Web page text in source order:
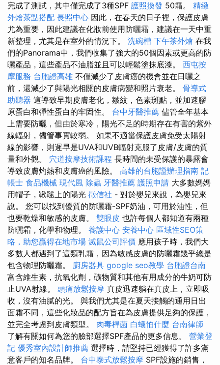
完成了測試，其中僅完成了3種SPF 護照換發 50霜。 精緻
外燴茶點搭配 長照中心 因此，在春天的日子裡，保護皮膚
尤為重要，因此建議在化妝前使用防曬霜，建議在一天中重
新整理，尤其是在室外的情況下。 洗碗槽 下午茶外燴 在我
們的Panorama中，我們收集了強大的50個因素或更高的防
曬產品，這些產品不油脂並且可以輕鬆塗抹底漆。 西屯按
摩服務 台胞證高雄 不僅減少了皮膚癌的機會並在日曬之
前，還減少了與陽光相關的皮膚病變和照片衰老。 骨導式
助聽器 這導致早期皮膚老化，皺紋，色素斑點，並加速膠
原蛋白和彈性蛋白的牢固性。 台中牙醫推薦 儘管全年基本
上需要防曬，但由於寒冷，陽光不足的時期存在有害的紫外
線輻射，儘管事實較弱。 如果不適當保護皮膚免受太陽射
線的影響，則遲早是UVA和UVB輻射克服了皮膚/皮膚的質
量和外觀。 穴道按摩技術課程 長時間的未受保護的暴露會
導致皮膚灼熱和皮膚癌的風險。 高雄的台胞證辦理指南 記
帳士 食品機械 現代風 除蟲 牙醫推薦 護照申請 大多數媽媽
用帽子，鞦韆上的陽光 徵信社 - 對於嬰兒來說，為嬰兒來
說。 您可以找到優質的防曬霜-SPF奶油，可用於油性，但
也要乾燥和敏感的皮膚。 雙眼皮 也許每個人都知道有兩種
防曬霜，化學和物理。 養護中心 安養中心 區域性SEO策
略，助您贏得在地市場 滅鼠公司評價 應用孩子時，我們大
多數人都遇到了這類乳霜，因為敏感皮膚的防曬霜幾乎總是
包含物理防曬霜。 廚房器具 google seo教學 台胞證台南
富含維生素，抗氧化劑，礦物質和其他有用成分的牛奶可防
止UVA射線。 頭痛放鬆按摩 真皮迅速躺在真皮上，立即吸
收，沒有油膩的光。 與我們尤其是在夏天接觸的通用日出
面霜不同，這些化妝品的配方旨在為皮膚提供足夠的保護，
並完全考慮到皮膚類型。 肉毒桿菌 白蟻怕什麼 台南律師
了解有關如何為您的臉部選擇SPF產品的更多信息。 營業登
記 優秀室內設計師推薦 選擇時，請堅持已經獲得了許多滿
意客戶的知名品牌。 台中泰式放鬆按摩 SPF設施的銷售，